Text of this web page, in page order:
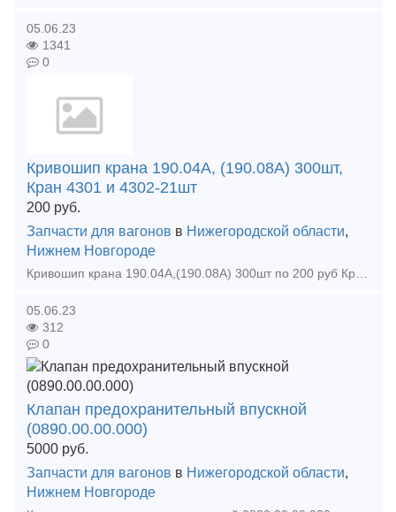
05.06.23
1341
0
Кривошип крана 190.04А, (190.08А) 300шт,
Кран 4301 и 4302-21шт
200 руб.
Запчасти для вагонов в Нижегородской области,
Нижнем Новгороде
05.06.23
312
0
Клапан предохранительный впускной
(0890.00.00.000)
5000 руб.
Запчасти для вагонов в Нижегородской области,
Нижнем Новгороде